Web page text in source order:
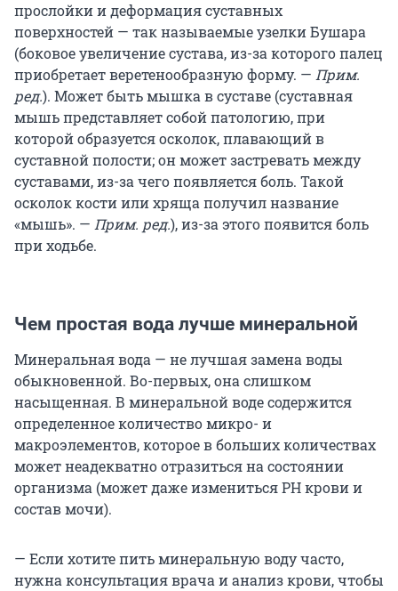
прослойки и деформация суставных
поверхностей — так называемые узелки Бушара
(боковое увеличение сустава, из-за которого палец
приобретает веретенообразную форму. — Прим.
ред.). Может быть мышка в суставе (суставная
мышь представляет собой патологию, при
которой образуется осколок, плавающий в
суставной полости; он может застревать между
суставами, из-за чего появляется боль. Такой
осколок кости или хряща получил название
«мышь». — Прим. ред.), из-за этого появится боль
при ходьбе.
Чем простая вода лучше минеральной
Минеральная вода — не лучшая замена воды
обыкновенной. Во-первых, она слишком
насыщенная. В минеральной воде содержится
определенное количество микро- и
макроэлементов, которое в больших количествах
может неадекватно отразиться на состоянии
организма (может даже измениться PH крови и
состав мочи).
— Если хотите пить минеральную воду часто,
нужна консультация врача и анализ крови, чтобы